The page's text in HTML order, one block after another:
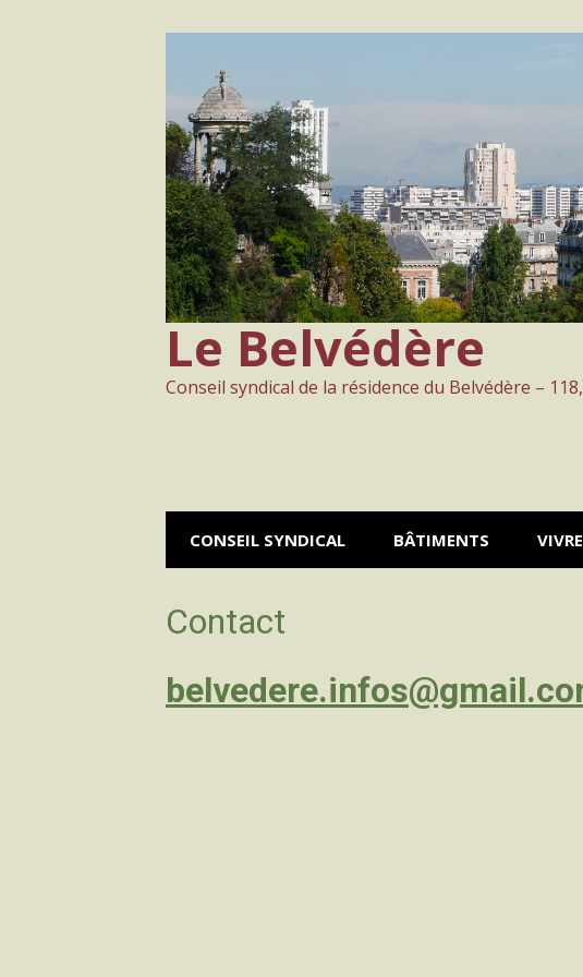
Le Belvédère
Conseil syndical de la résidence du Belvédère –
CONSEIL SYNDICAL BÂTIMENTS
Contact